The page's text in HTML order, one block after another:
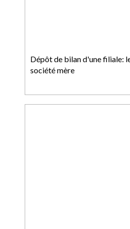
Dépôt de bilan d'une filiale:
société mère